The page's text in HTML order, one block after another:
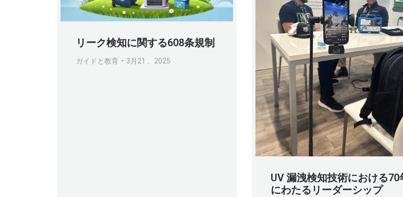
リーク検知に関する608条規制
ガイドと教育 3月21 、2025
UV 漏洩検知技術における70
にわたるリーダーシップ